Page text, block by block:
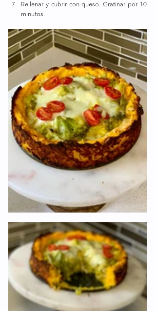
Rellenar y cubrir con queso. Gratinar por 10
minutos.